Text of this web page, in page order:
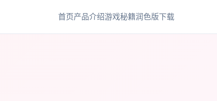
首页产品介绍游戏秘籍润色版下载